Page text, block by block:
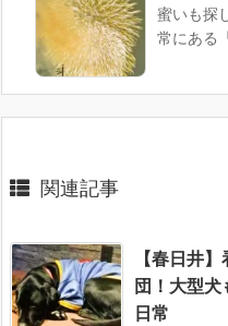
蜜いも探
常にある
関連記事
【春日井
団！大型
日常